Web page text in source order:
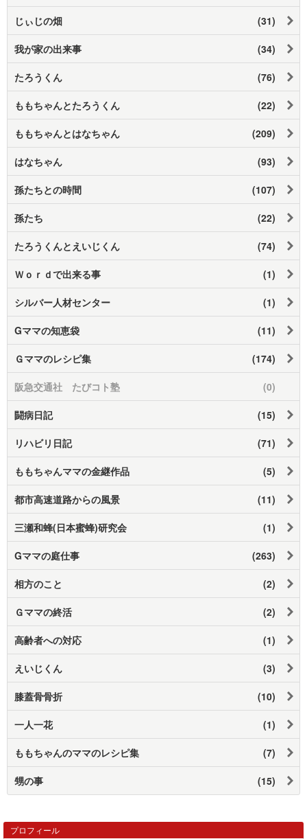
じぃじの畑 (31)
我が家の出来事 (34)
たろうくん (76)
ももちゃんとたろうくん (22)
ももちゃんとはなちゃん (209)
はなちゃん (93)
孫たちとの時間 (107)
孫たち (22)
たろうくんとえいじくん (74)
Ｗｏｒｄで出来る事 (1)
シルバー人材センター (1)
Gママの知恵袋 (11)
Ｇママのレシピ集 (174)
阪急交通社 たびコト塾 (0)
闘病日記 (15)
リハビリ日記 (71)
ももちゃんママの金継作品 (5)
都市高速道路からの風景 (11)
三瀬和蜂(日本蜜蜂)研究会 (1)
Gママの庭仕事 (263)
相方のこと (2)
Ｇママの終活 (2)
高齢者への対応 (1)
えいじくん (3)
膝蓋骨骨折 (10)
一人一花 (1)
ももちゃんのママのレシピ集 (7)
甥の事 (15)
プロフィール